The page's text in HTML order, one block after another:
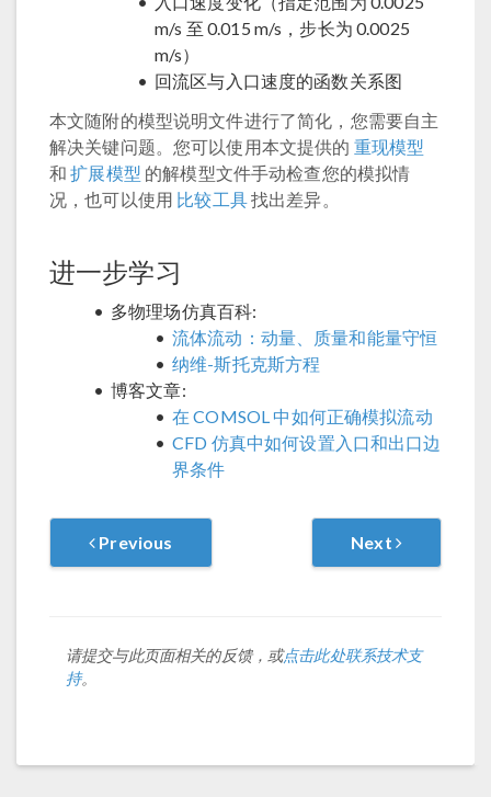
m/s 至 0.015 m/s，步长为 0.0025
m/s）
回流区与入口速度的函数关系图
本文随附的模型说明文件进行了简化，您需要自主
解决关键问题。您可以使用本文提供的 重现模型
和扩展模型 的解模型文件手动检查您的模拟情
况，也可以使用 比较工具找出差异。
进一步学习
多物理场仿真百科:
流体流动：动量、质量和能量守恒
纳维-斯托克斯方程
博客文章:
在 COMSOL 中如何正确模拟流动
CFD 仿真中如何设置入口和出口边
界条件
Previous Next
请提交与此页面相关的反馈，或点击此处联系技术支
持。